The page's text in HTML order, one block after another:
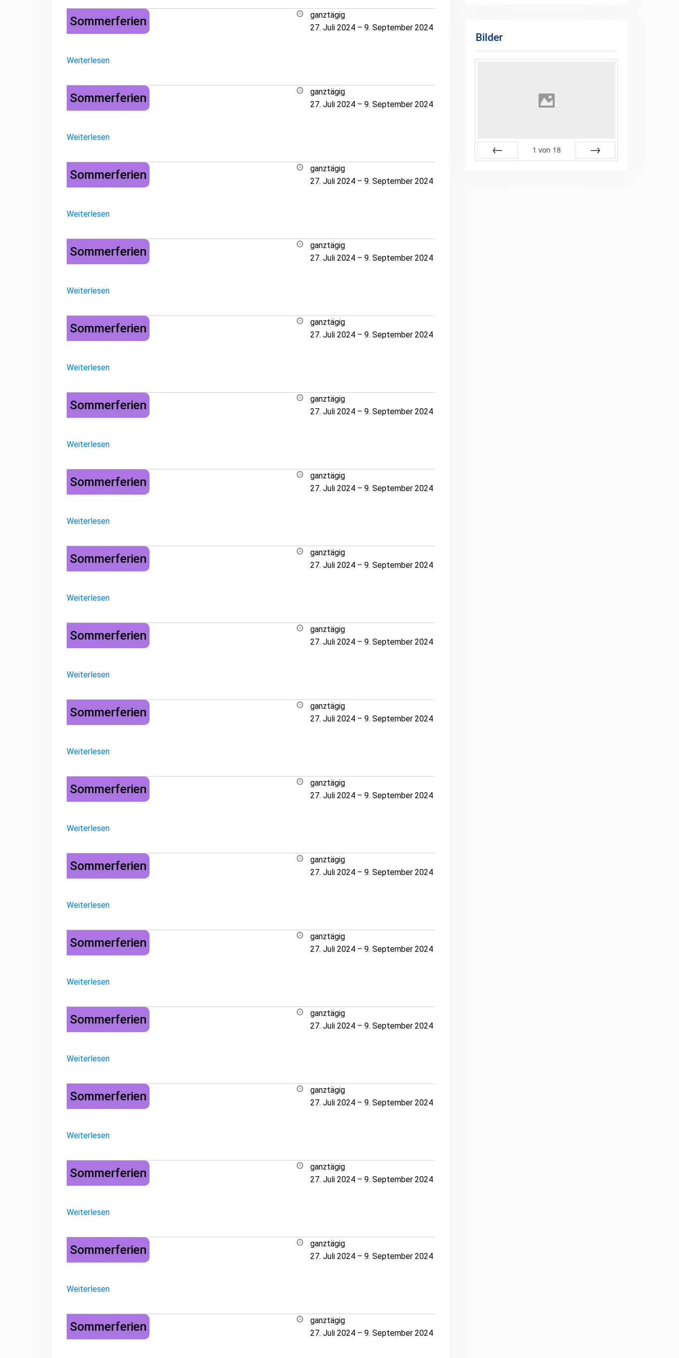
Sommerferien
ganztägig
27. Juli 2024 – 9. September 2024
Weiterlesen
Sommerferien
ganztägig
27. Juli 2024 – 9. September 2024
Weiterlesen
Sommerferien
ganztägig
27. Juli 2024 – 9. September 2024
Weiterlesen
Sommerferien
ganztägig
27. Juli 2024 – 9. September 2024
Weiterlesen
Sommerferien
ganztägig
27. Juli 2024 – 9. September 2024
Weiterlesen
Sommerferien
ganztägig
27. Juli 2024 – 9. September 2024
Weiterlesen
Sommerferien
ganztägig
27. Juli 2024 – 9. September 2024
Weiterlesen
Sommerferien
ganztägig
27. Juli 2024 – 9. September 2024
Weiterlesen
Sommerferien
ganztägig
27. Juli 2024 – 9. September 2024
Weiterlesen
Sommerferien
ganztägig
27. Juli 2024 – 9. September 2024
Weiterlesen
Sommerferien
ganztägig
27. Juli 2024 – 9. September 2024
Weiterlesen
Sommerferien
ganztägig
27. Juli 2024 – 9. September 2024
Weiterlesen
Sommerferien
ganztägig
27. Juli 2024 – 9. September 2024
Weiterlesen
Sommerferien
ganztägig
27. Juli 2024 – 9. September 2024
Weiterlesen
Sommerferien
ganztägig
27. Juli 2024 – 9. September 2024
Weiterlesen
Sommerferien
ganztägig
27. Juli 2024 – 9. September 2024
Weiterlesen
Sommerferien
ganztägig
27. Juli 2024 – 9. September 2024
Weiterlesen
Sommerferien
ganztägig
27. Juli 2024 – 9. September 2024
Bilder
1 von 18